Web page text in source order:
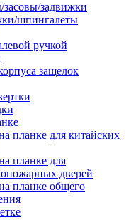
задвижки
шпингалеты
ручкой
защелок
планке для китайских
планке для
дверей
планке общего